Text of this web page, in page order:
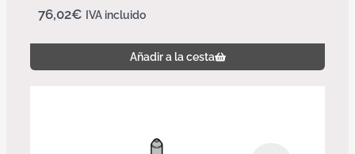
76,02€ IVA incluido
Añadir a la cesta